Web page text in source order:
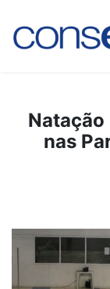
nas